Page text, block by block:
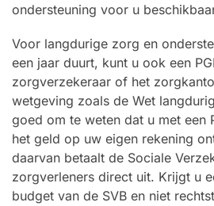
ondersteuning voor u
Voor langdurige zorg en
een jaar duurt, kunt u ook een
zorgverzekeraar of het
wetgeving zoals de Wet
goed om te weten dat u met een
het geld op uw eigen rekening
daarvan betaalt de Sociale
zorgverleners direct uit. Krijgt u
budget van de SVB en niet